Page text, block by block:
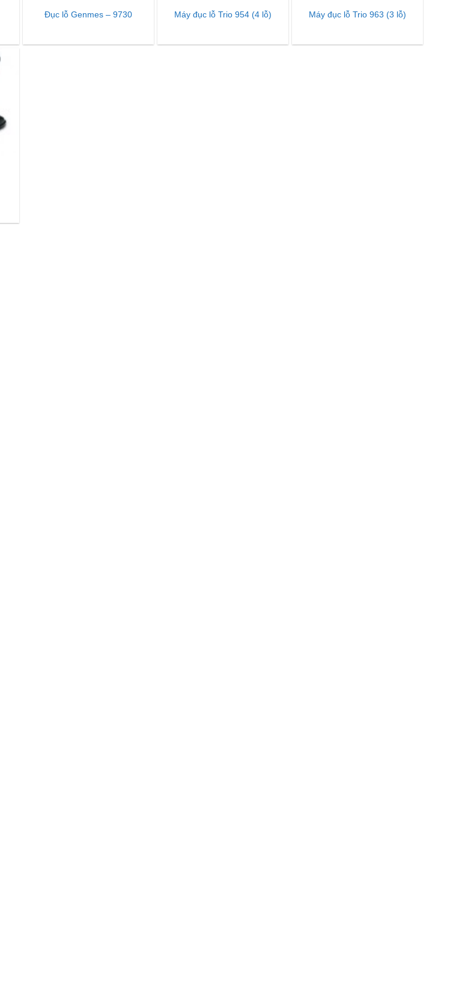
Đục lỗ Genmes – 9730 Máy đục lỗ Trio 954 (4 lỗ) Máy đục lỗ Trio 963 (3 lỗ)